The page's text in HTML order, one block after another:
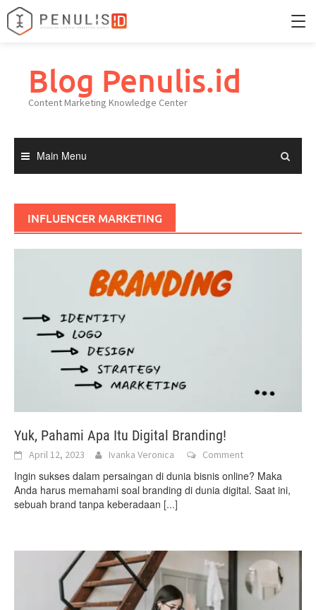
Home
Portfolio
Blog Penulis.id
Content Marketing Knowledge Center
Main Menu
INFLUENCER MARKETING
Yuk, Pahami Apa Itu Digital Branding!
April 12, 2023 Ivanka Veronica Comment
Ingin sukses dalam persaingan di dunia bisnis online? Maka
Anda harus memahami soal branding di dunia digital. Saat ini,
sebuah brand tanpa keberadaan [...]